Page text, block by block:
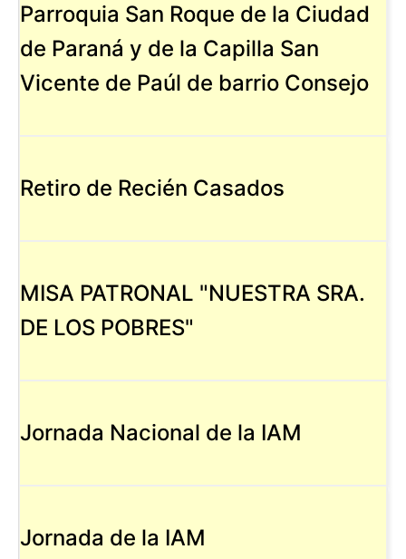
Parroquia San Roque de la Ciudad
de Paraná y de la Capilla San
Vicente de Paúl de barrio Consejo
Retiro de Recién Casados
MISA PATRONAL "NUESTRA SRA.
DE LOS POBRES"
Jornada Nacional de la IAM
Jornada de la IAM